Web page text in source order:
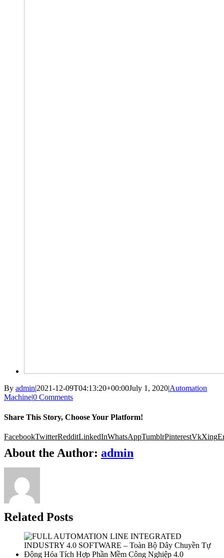
By admin|2021-12-09T04:13:20+00:00July 1, 2020|Automation
Machine|0 Comments
Share This Story, Choose Your Platform!
FacebookTwitterRedditLinkedInWhatsAppTumblrPinterestVkXing
About the Author: admin
Related Posts